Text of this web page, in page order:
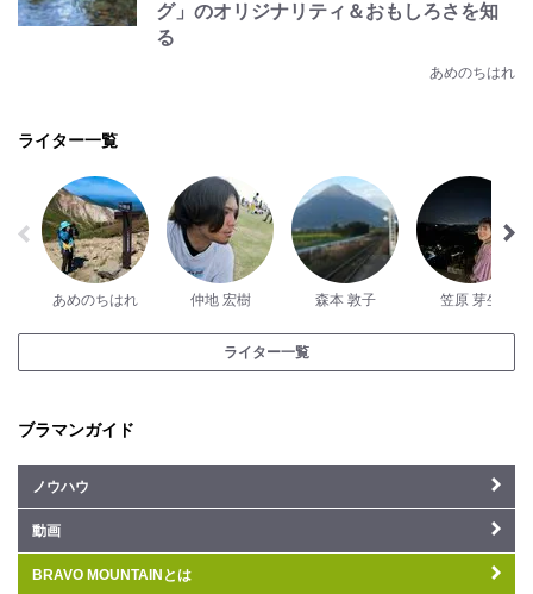
グ」のオリジナリティ＆おもしろさを知
る
あめのちはれ
ライター一覧
あめのちはれ 仲地 宏樹 森本 敦子 笠原 芽生
ライター一覧
ブラマンガイド
ノウハウ
動画
BRAVO MOUNTAINとは